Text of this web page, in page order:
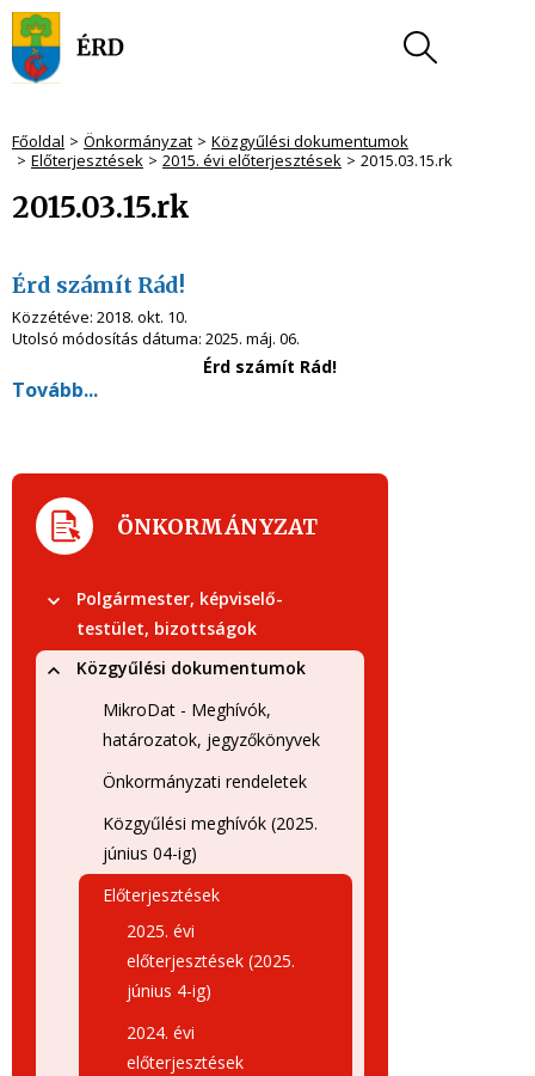
Főoldal Önkormányzat
Közgyűlési dokumentumok
Előterjesztések
2015. évi előterjesztések 2015.03.15.rk
2015.03.15.rk
Érd számít Rád!
Közzétéve: 2018. okt. 10.
Utolsó módosítás dátuma: 2025. máj. 06.
Érd számít Rád!
Tovább...
ÖNKORMÁNYZAT
Polgármester, képviselő-
testület, bizottságok
Közgyűlési dokumentumok
MikroDat - Meghívók,
határozatok, jegyzőkönyvek
Önkormányzati rendeletek
Közgyűlési meghívók (2025.
június 04-ig)
Előterjesztések
2025. évi
előterjesztések (2025.
június 4-ig)
2024. évi
előterjesztések